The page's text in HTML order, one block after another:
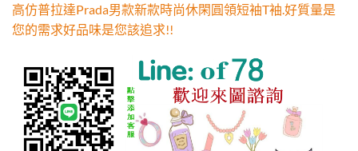
分
高仿普拉達Prada男款新款時尚休閑圓領短袖T袖.好質量是
您的需求好品味是您該追求!!